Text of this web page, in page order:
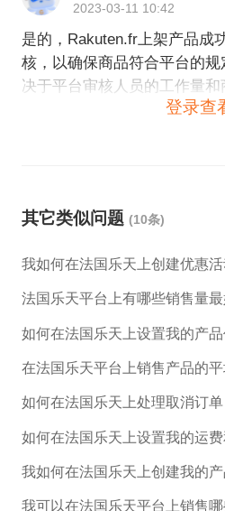
2023-03-11 10:42
是的，Rakuten.fr上架产品成
核，以确保商品符合平台的
决于平台审核人员的工作量
常需要1-3个工作日。如果审
登录查
其它类似问题 (10条)
我如何在法国乐天上创建优惠活
如何在法国乐天上设置我的产品
如何在法国乐天上处理取消订单
如何在法国乐天上设置我的运费
我如何在法国乐天上创建我的产